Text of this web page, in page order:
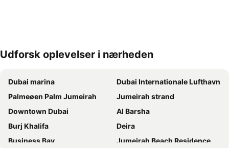
Udvid kort
Udforsk oplevelser i nærheden
Dubai marina
Dubai Internationale Lufthavn
Palmeøen Palm Jumeirah
Jumeirah strand
Downtown Dubai
Al Barsha
Burj Khalifa
Deira
Business Bay
Jumeirah Beach Residence